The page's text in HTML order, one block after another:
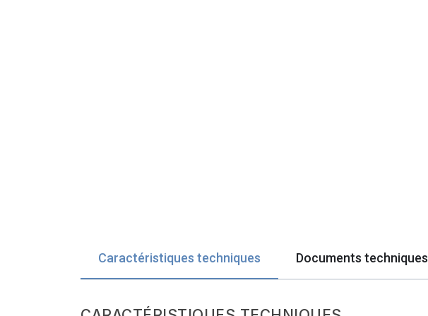
Caractéristiques techniques Documents techniques